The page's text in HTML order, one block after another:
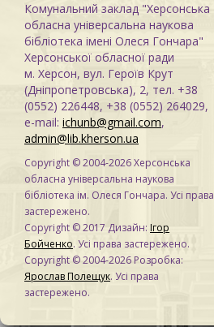
Комунальний заклад "Херсонська
обласна універсальна наукова
бібліотека імені Олеся Гончара"
Херсонської обласної ради
м. Херсон, вул. Героїв Крут
(Дніпропетровська), 2, тел. +38
(0552) 226448, +38 (0552) 264029,
e-mail: ichunb@gmail.com,
admin@lib.kherson.ua
Copyright © 2004-2026 Херсонська
обласна універсальна наукова
бібліотека ім. Олеся Гончара. Усі права
застережено.
Copyright © 2017 Дизайн: Ігор
Бойченко. Усі права застережено.
Copyright © 2004-2026 Розробка:
Ярослав Полещук. Усі права
застережено.